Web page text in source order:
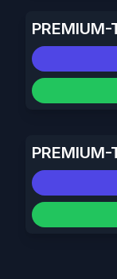
PREMIUM-